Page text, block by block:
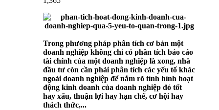
Trong phương pháp phân tích cơ bản một
doanh nghiệp không chỉ có phân tích báo cáo
tài chính của một doanh nghiệp là xong, nhà
đầu tư còn cần phải phân tích các yếu tố khác
ngoài doanh nghiệp để nắm rõ tình hình hoạt
động kinh doanh của doanh nghiệp đó tốt
hay xấu, thuận lợi hay hạn chế, cơ hội hay
thách thức,...